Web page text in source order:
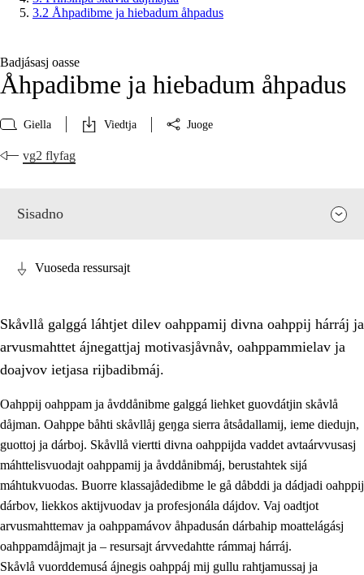
3.2 Åhpadibme ja hiebadum åhpadus
Badjásasj oasse
Åhpadibme ja hiebadum åhpadus
Giella Viedtja Juoge
vg2 flyfag
Sisadno
3. Prinsihpa skåvlå dåjmajda
3.1 Sebrudahtte oahppambirás
Vuoseda ressursajt
Skåvllå galggá láhtjet dilev oahppamij divna oahppij hárráj ja
arvusmahttet ájnegattjaj motivasjåvnåv, oahppammielav ja
doajvov ietjasa rijbadibmáj.
Oahppij oahppam ja åvddånibme galggá liehket guovdátjin skåvlå
dåjman. Oahppe båhti skåvllåj geŋga sierra åtsådallamij, ieme diedujn,
guottoj ja dárboj. Skåvllå viertti divna oahppijda vaddet avtaárvvusasj
máhttelisvuodajt oahppamij ja åvddånibmáj, berustahtek sijá
máhtukvuodas. Buorre klassajådedibme le gå dåbddi ja dádjadi oahppij
dárbov, liekkos aktijvuodav ja profesjonála dájdov. Vaj oadtjot
arvusmahttemav ja oahppamávov åhpadusán dárbahip moattelágásj
oahppamdåjmajt ja – resursajt árvvedahtte rámmaj hárráj.
Skåvlå vuorddemusá ájnegis oahppáj mij gullu rahtjamussaj ja